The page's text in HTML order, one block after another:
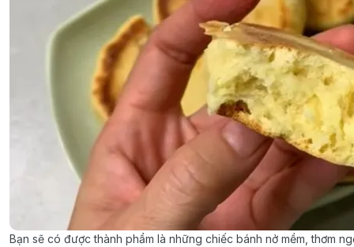
Bạn sẽ có được thành phẩm là những chiếc bánh nở mềm, thơm